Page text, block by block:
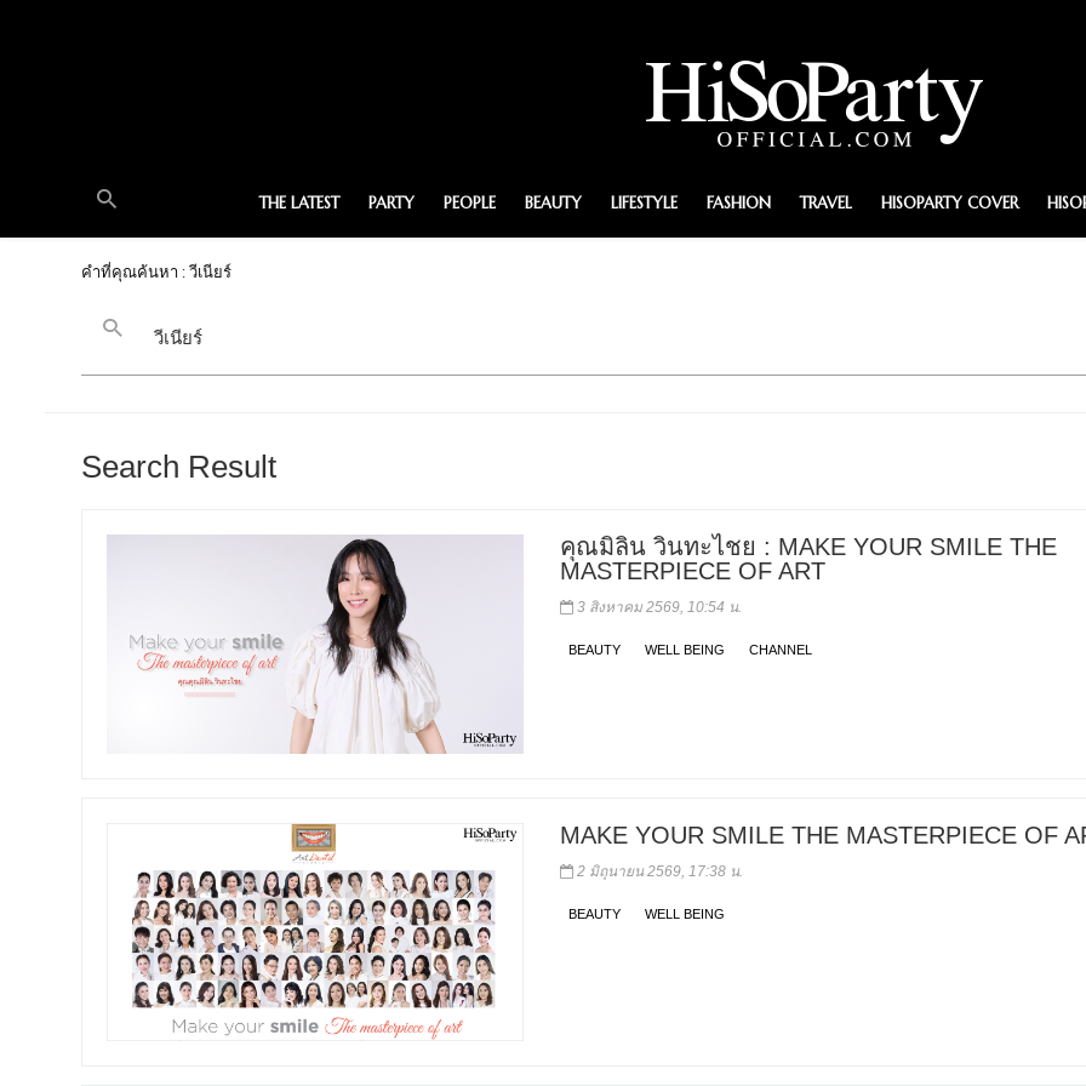
THE LATEST PARTY PEOPLE BEAUTY LIFESTYLE FASHION TRAVEL HISOPARTY COVER
คำที่คุณค้นหา : วีเนียร์
Search Result
คุณมิลิน วินทะไชย : MAKE YOUR SMILE THE
MASTERPIECE OF ART
3 สิงหาคม 2569, 10:54 น.
BEAUTY WELL BEING CHANNEL
MAKE YOUR SMILE THE MASTERPIECE OF
2 มิถุนายน 2569, 17:38 น.
BEAUTY WELL BEING